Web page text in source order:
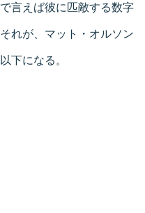
言えば彼に匹敵する数字
れが、マット・オルソン
下になる。